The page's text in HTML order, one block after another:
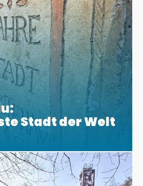
Stadt der Welt